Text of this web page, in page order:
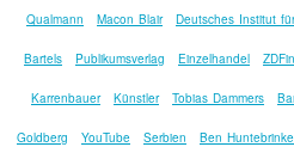
Qualmann Macon Blair Deutsches Institut
Bartels Publikumsverlag Einzelhandel
Karrenbauer Künstler Tobias Dammers
Goldberg YouTube Serbien Ben